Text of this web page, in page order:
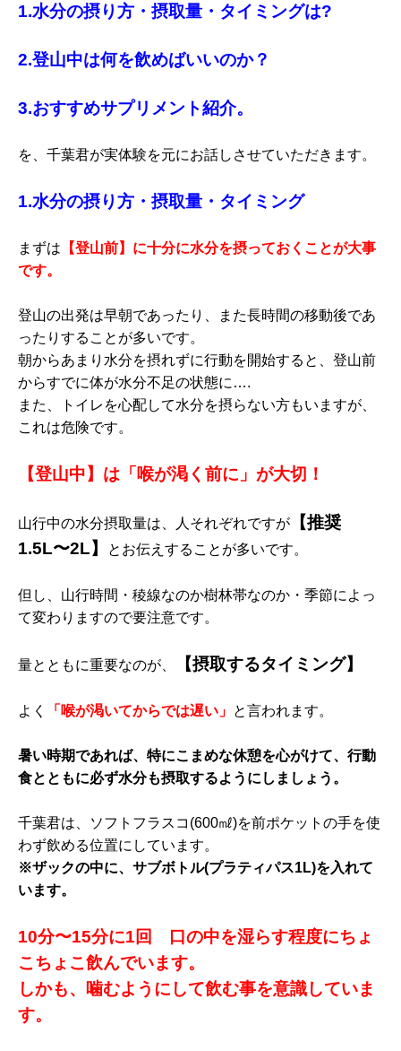
1.水分の摂り方・摂取量・タイミングは?
2.登山中は何を飲めばいいのか？
3.おすすめサプリメント紹介。
を、千葉君が実体験を元にお話しさせていただきます。
1.水分の摂り方・摂取量・タイミング
まずは 【登山前】に十分に水分を摂っておくことが大事
です。
登山の出発は早朝であったり、また長時間の移動後であ
ったりすることが多いです。
朝からあまり水分を摂れずに行動を開始すると、登山前
からすでに体が水分不足の状態に….
また、トイレを心配して水分を摂らない方もいますが、
これは危険です。
【登山中】は「喉が渇く前に」が大切！
山行中の水分摂取量は、人それぞれですが
【推奨
1.5L〜2L】
とお伝えすることが多いです。
但し、山行時間・稜線なのか樹林帯なのか・季節によっ
て変わりますので要注意です。
量とともに重要なのが、 【摂取するタイミング】
よく 「喉が渇いてからでは遅い」 と言われます。
暑い時期であれば、特にこまめな休憩を心がけて、行動
食とともに必ず水分も摂取するようにしましょう。
千葉君は、ソフトフラスコ(600㎖)を前ポケットの手を使
わず飲める位置にしています。
※ザックの中に、サブボトル(プラティパス1L)を入れて
います。
10分〜15分に1回 口の中を湿らす程度にちょ
こちょこ飲んでいます。
しかも、噛むようにして飲む事を意識していま
す。